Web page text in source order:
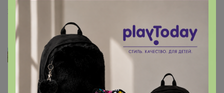
20 марта, 2024 20:50
мамаМакса Автор уже получил заказ!
Нереально вкусно!!!